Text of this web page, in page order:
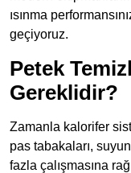
ısınma
geçiyoruz.
Petek
Gereklidir?
Zamanla kalorifer
pas tabakaları,
fazla çalışmasına